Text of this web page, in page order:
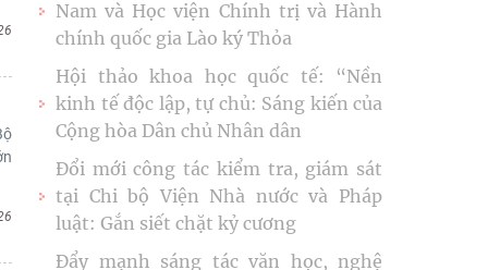
và
Đoàn công tác Học viện Chính trị
quốc gia Hồ Chí Minh và Viện Hàn
lâm Khoa học xã hội Việt Nam chào
Thường trực Hội đồng Lý luận Trung
ương làm việc với Tiểu ban Văn hóa -
Xã hội - Văn học, nghệ
Viện Hàn lâm Khoa học xã hội Việt
Nam và Học viện Chính trị và Hành